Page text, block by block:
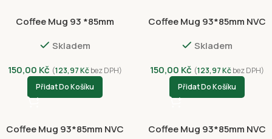
Coffee Mug 93 *85mm
Skladem
150,00 Kč (123,97Kčbez DPH)
Přidat Do Košíku
Coffee Mug 93*85mm NVC
Skladem
150,00 Kč (123,97Kčbez DPH)
Přidat Do Košíku
Coffee Mug 93*85mm NVC
Coffee Mug 93*85mm NVC